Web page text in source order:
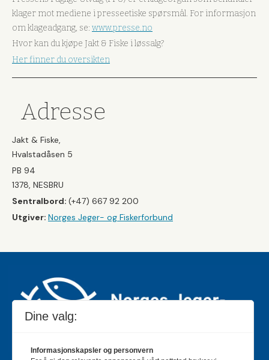
klager mot mediene i presseetiske spørsmål. For informasjon
om klageadgang, se: www.presse.no
Hvor kan du kjøpe Jakt & Fiske i løssalg?
Her finner du oversikten
Adresse
Jakt & Fiske,
Hvalstadåsen 5
PB 94
1378, NESBRU
Sentralbord: (+47) 667 92 200
Utgiver: Norges Jeger- og Fiskerforbund
Dine valg:
Informasjonskapsler og personvern